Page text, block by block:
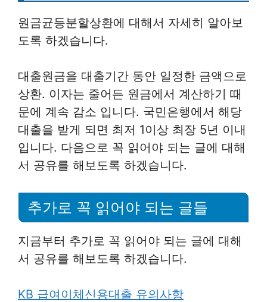
원금균등분할상환에 대해서 자세히 알아보
도록 하겠습니다.
대출원금을 대출기간 동안 일정한 금액으로
상환. 이자는 줄어든 원금에서 계산하기 때
문에 계속 감소 입니다. 국민은행에서 해당
대출을 받게 되면 최저 1이상 최장 5년 이내
입니다. 다음으로 꼭 읽어야 되는 글에 대해
서 공유를 해보도록 하겠습니다.
추가로 꼭 읽어야 되는 글들
지금부터 추가로 꼭 읽어야 되는 글에 대해
서 공유를 해보도록 하겠습니다.
KB 급여이체신용대출 유의사항